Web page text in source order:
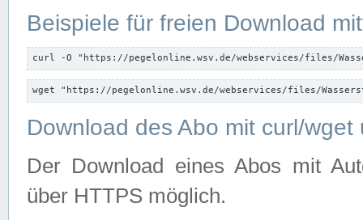
Beispiele für freien Download
curl -O "https://pegelonline.wsv.de/webservices/files/
wget "https://pegelonline.wsv.de/webservices/files/
Download des Abo mit curl/
Der Download eines Abos mit
über HTTPS möglich.